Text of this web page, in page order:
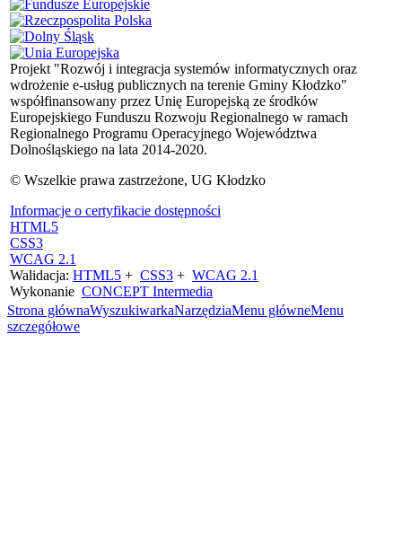
Projekt "Rozwój i integracja systemów informatycznych oraz
wdrożenie e-usług publicznych na terenie Gminy Kłodzko"
współfinansowany przez Unię Europejską ze środków
Europejskiego Funduszu Rozwoju Regionalnego w ramach
Regionalnego Programu Operacyjnego Województwa
Dolnośląskiego na lata 2014-2020.
© Wszelkie prawa zastrzeżone, UG Kłodzko
Informacje o certyfikacie dostępności
HTML5
CSS3
WCAG 2.1
Walidacja: HTML5 + CSS3 + WCAG 2.1
Wykonanie CONCEPT Intermedia
Strona głównaWyszukiwarkaNarzędziaMenu główneMenu
szczegółowe